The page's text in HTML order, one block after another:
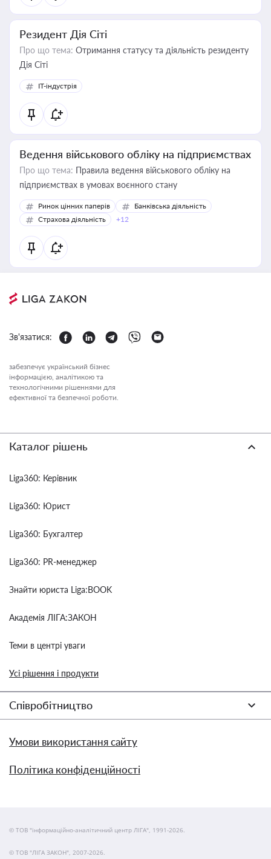
Резидент Дія Сіті
Про що тема: Отримання статусу та діяльність резиденту
Дія Сіті
IT-індустрія
Ведення військового обліку на підприємствах
Про що тема: Правила ведення військового обліку на
підприємствах в умовах воєнного стану
Ринок цінних паперів
Банківська діяльність
Страхова діяльність
+12
Зв'язатися:
забезпечує український бізнес
інформацією, аналітикою та
технологічними рішеннями для
ефективної та безпечної роботи.
Каталог рішень
Liga360: Керівник
Liga360: Юрист
Liga360: Бухгалтер
Liga360: PR-менеджер
Знайти юриста Liga:BOOK
Академія ЛІГА:ЗАКОН
Теми в центрі уваги
Усі рішення і продукти
Співробітництво
Умови використання сайту
Політика конфіденційності
© ТОВ "інформаційно-аналітичний центр ЛІГА", 1991-2026.
© ТОВ "ЛІГА ЗАКОН", 2007-2026.